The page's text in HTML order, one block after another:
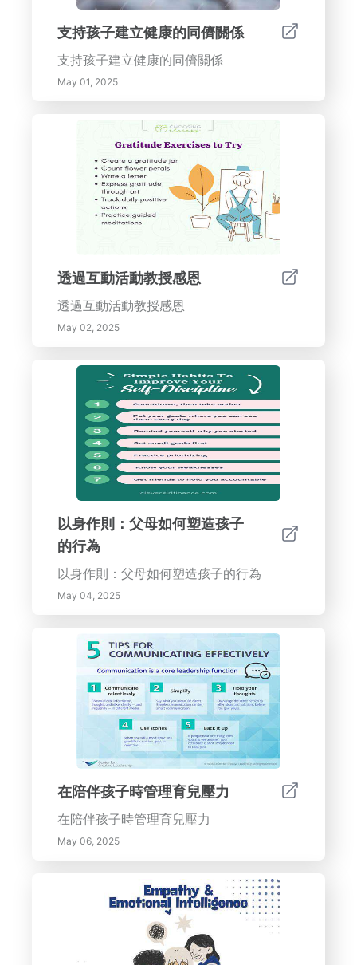
支持孩子建立健康的同儕關係
支持孩子建立健康的同儕關係
May 01, 2025
透過互動活動教授感恩
透過互動活動教授感恩
May 02, 2025
以身作則：父母如何塑造孩子
的行為
以身作則：父母如何塑造孩子的行為
May 04, 2025
在陪伴孩子時管理育兒壓力
在陪伴孩子時管理育兒壓力
May 06, 2025